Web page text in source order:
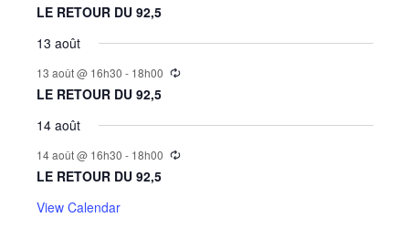
LE RETOUR DU 92,5
13 août
13 août @ 16h30 - 18h00
LE RETOUR DU 92,5
14 août
14 août @ 16h30 - 18h00
LE RETOUR DU 92,5
View Calendar